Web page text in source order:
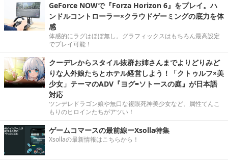
GeForce NOWで『Forza Horizon 6』をプレイ。ハ
ンドルコントローラー×クラウドゲーミングの底力を体
感
体感的にラグはほぼ無し。グラフィックスはもちろん最高設定
でプレイ可能！
クーデレからスタイル抜群お姉さんまでよりどりみど
りな人外娘たちとホテル経営しよう！「クトゥルフ×美
少女」テーマのADV『ヨグ=ソトースの庭』が日本語
対応
ツンデレドラゴン娘や無口な複眼死神美少女など、属性てんこ
もりのヒロインたちがアツい！
ゲームコマースの最前線ーXsolla特集
Xsollaの最新情報はこちらから！